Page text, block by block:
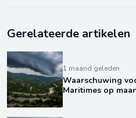
Gerelateerde artikelen
1 maand geleden
Waarschuwing
Maritimes op